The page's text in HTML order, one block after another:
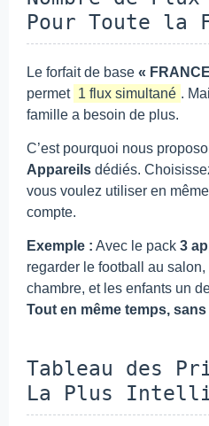
Pour Toute la
Le forfait de base «
permet 1 flux simultané .
famille a besoin de plus.
C’est pourquoi nous
Appareils dédiés.
vous voulez utiliser en
compte.
Exemple : Avec le pack 3
regarder le football au
chambre, et les enfants un
Tout en même temps,
Tableau des
La Plus